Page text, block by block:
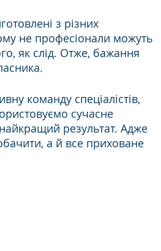
з різних
не професіонали можуть
як слід. Отже, бажання
команду спеціалістів,
сучасне
результат. Адже
а й все приховане